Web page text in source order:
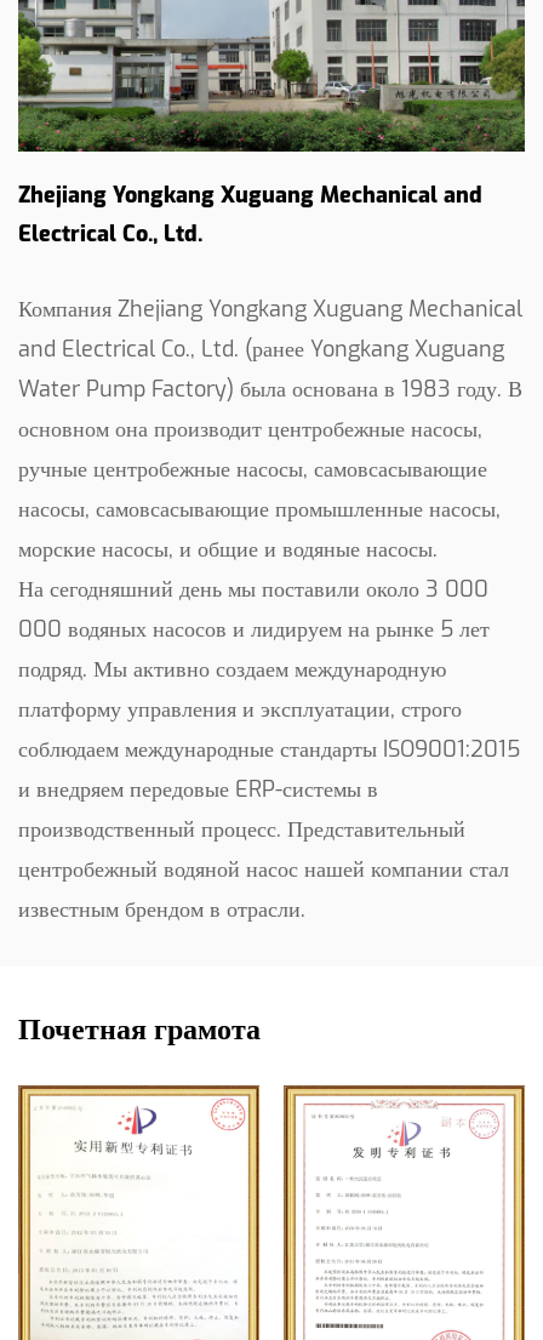
Zhejiang Yongkang Xuguang Mechanical and
Electrical Co., Ltd.
Компания Zhejiang Yongkang Xuguang Mechanical
and Electrical Co., Ltd. (ранее Yongkang Xuguang
Water Pump Factory) была основана в 1983 году. В
основном она производит центробежные насосы,
ручные центробежные насосы, самовсасывающие
насосы, самовсасывающие промышленные насосы,
морские насосы, и общие и водяные насосы.
На сегодняшний день мы поставили около 3 000
000 водяных насосов и лидируем на рынке 5 лет
подряд. Мы активно создаем международную
платформу управления и эксплуатации, строго
соблюдаем международные стандарты ISO9001:2015
и внедряем передовые ERP-системы в
производственный процесс. Представительный
центробежный водяной насос нашей компании стал
известным брендом в отрасли.
Почетная грамота